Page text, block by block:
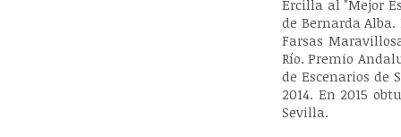
Ercilla al "Mejor
de Bernarda
Farsas
Río. Premio
de Escenarios de
2014. En 2015
Sevilla.